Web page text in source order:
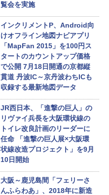
覧会を実施
インクリメントP、Android向
けオフライン地図ナビアプリ
「MapFan 2015」を100円ス
タートのカウントアップ価格
で公開 7月18日開通の京都縦
貫道 丹波IC～京丹波わちICも
収録する最新地図データ
JR西日本、「進撃の巨人」の
リヴァイ兵長を大阪環状線の
トイレ改良計画のリーダーに
任命 「進撃の巨人展×大阪環
状線改造プロジェクト」を9月
10日開始
大阪～鹿児島間「フェリーさ
んふらわあ」、2018年に新造